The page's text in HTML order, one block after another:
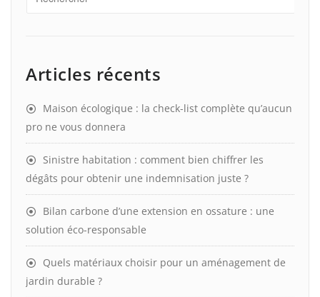
Articles récents
Maison écologique : la check-list complète qu’aucun
pro ne vous donnera
Sinistre habitation : comment bien chiffrer les
dégâts pour obtenir une indemnisation juste ?
Bilan carbone d’une extension en ossature : une
solution éco-responsable
Quels matériaux choisir pour un aménagement de
jardin durable ?